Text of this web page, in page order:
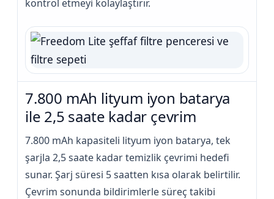
kontrol etmeyi kolaylaştırır.
7.800 mAh lityum iyon batarya
ile 2,5 saate kadar çevrim
7.800 mAh kapasiteli lityum iyon batarya, tek
şarjla 2,5 saate kadar temizlik çevrimi hedefi
sunar. Şarj süresi 5 saatten kısa olarak belirtilir.
Çevrim sonunda bildirimlerle süreç takibi